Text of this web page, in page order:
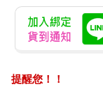
提醒您！！